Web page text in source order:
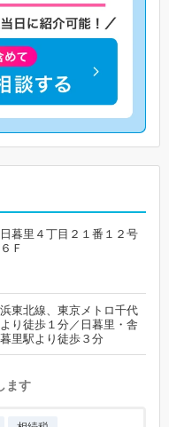
暮里４丁目２１番１２号
Ｆ
浜東北線、東京メトロ千代
り徒歩１分／日暮里・舎
里駅より徒歩３分
ます